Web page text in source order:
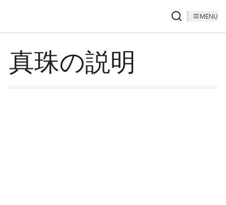
MENU
真珠の説明